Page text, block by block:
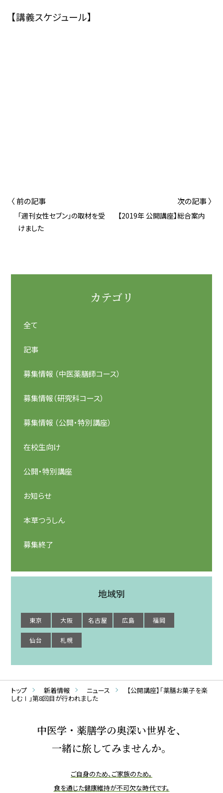
【講義スケジュール】
〈 前の記事
「週刊女性セブン」の取材を受
けました
次の記事 〉
【2019年 公開講座】総合案内
カテゴリ
全て
記事
募集情報 （中医薬膳師コース）
募集情報（研究科コース）
募集情報 （公開・特別講座）
在校生向け
公開・特別講座
お知らせ
本草つうしん
募集終了
地域別
東京 大阪 名古屋 広島 福岡
仙台 札幌
トップ 新着情報 ニュース
【公開講座】「薬膳お菓子を楽
しむⅠ」第8回目が行われました
中医学・薬膳学の奥深い世界を、
一緒に旅してみませんか。
ご自身のため、ご家族のため。
食を通じた健康維持が不可欠な時代です。